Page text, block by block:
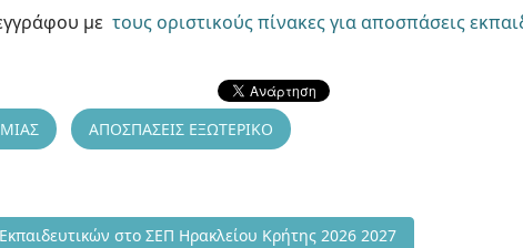
μετους οριστικούς πίνακες για αποσπάσεις
ΑΠΟΣΠΑΣΕΙΣ ΕΞΩΤΕΡΙΚΟ
Απόσπασης Εκπαιδευτικών στο ΣΕΠ Ηρακλείου Κρήτης 2026
στο ΣΕΠ Ηρακλείου Κρήτης 2026 2027